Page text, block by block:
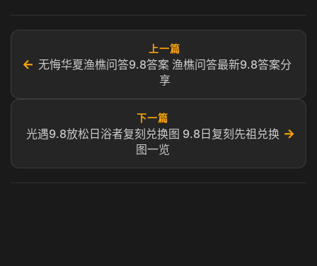
←
上一篇
无悔华夏渔樵问答9.8答案 渔樵问答最新9.8答案分
享
下一篇
光遇9.8放松日浴者复刻兑换图 9.8日复刻先祖兑换
图一览
→